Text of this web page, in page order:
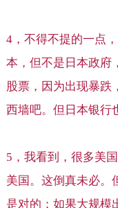
4，不得不提的一点
本，但不是日本政府
股票，因为出现暴跌
西墙吧。但日本银行
5 ，我看到，很多美
美国。这倒真未必。
是对的：如果大规模